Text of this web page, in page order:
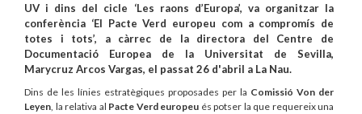
UV i dins del cicle ‘Les raons d’Europa’, va organitzar la
conferència ‘El Pacte Verd europeu com a compromís de
totes i tots’, a càrrec de la directora del Centre de
Documentació Europea de la Universitat de Sevilla,
Marycruz Arcos Vargas, el passat 26 d'abril a La Nau.
Dins de les línies estratègiques proposades per la Comissió Von der
Leyen, la relativa al Pacte Verd europeu és potser la que requereix una